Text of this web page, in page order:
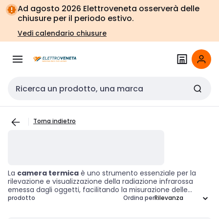
Vai alla
navigazione
Vai
alla
pagina
Ad agosto 2026 Elettroveneta osserverà delle
chiusure per il periodo estivo.
Vedi calendario chiusure
Cerca input
Torna indietro
La camera termica è uno strumento essenziale per la
rilevazione e visualizzazione della radiazione infrarossa
emessa dagli oggetti, facilitando la misurazione delle
variazioni di temperatura. Utilizzata in settori come le
prodotto Ordina per